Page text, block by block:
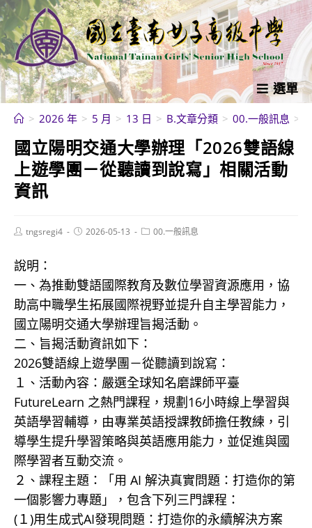
跳
轉
至
主
要
內
選單
> 2026 年 > 5 月 > 13 日 > B.文章分類 > 00.一般訊息 >
國立陽明交通大學辦理「2026雙語線
上遊學團－從聽讀到說寫」相關活動
資訊
Posttngsregi4
Post2026-05-13
Post00.一般訊息
說明：
一、為推動雙語國際教育及數位學習資源應用，協
助高中職學生拓展國際視野並提升自主學習能力，
國立陽明交通大學辦理旨揭活動。
二、旨揭活動資訊如下：
2026雙語線上遊學團－從聽讀到說寫：
１、活動內容：嚴選全球知名磨課師平臺
FutureLearn 之熱門課程，規劃16小時線上學習與
英語學習輔導，由專業英語授課教師擔任教練，引
導學生提升學習策略與英語應用能力，並促進與國
際學習者互動交流。
２、課程主題：「用 AI 解決真實問題：打造你的第
一個影響力專題」，包含下列三門課程：
(１)用生成式AI發現問題：打造你的永續解決方案